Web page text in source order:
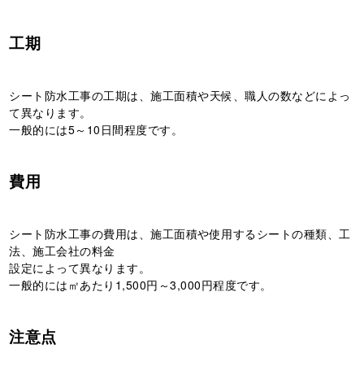
工期
シート防水工事の工期は、施工面積や天候、職人の数などによっ
て異なります。
一般的には5～10日間程度です。
費用
シート防水工事の費用は、施工面積や使用するシートの種類、工
法、施工会社の料金
設定によって異なります。
一般的には㎡あたり1,500円～3,000円程度です。
注意点